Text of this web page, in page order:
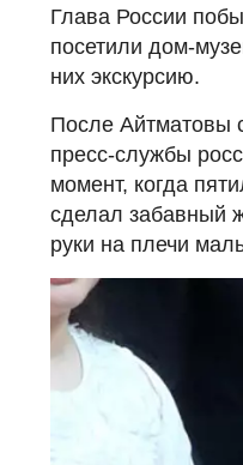
Глава России
посетили дом-
них экскурсию.
После Айтматовы
пресс-службы
момент, когда
сделал забавный
руки на плечи